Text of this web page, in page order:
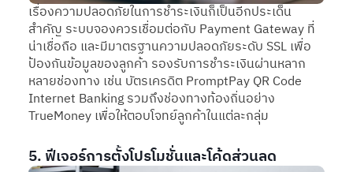
เรื่องความปลอดภัยในการชำระเงินก็เป็นอีกประเด็น
สำคัญ ระบบจองควรเชื่อมต่อกับ Payment Gateway ที่
น่าเชื่อถือ และมีมาตรฐานความปลอดภัยระดับ SSL เพื่อ
ป้องกันข้อมูลของลูกค้า รองรับการชำระเงินผ่านหลาก
หลายช่องทาง เช่น บัตรเครดิต PromptPay QR Code
Internet Banking รวมถึงช่องทางท้องถิ่นอย่าง
TrueMoney เพื่อให้ตอบโจทย์ลูกค้าในแต่ละกลุ่ม
5. ฟีเจอร์การตั้งโปรโมชั่นและโค้ดส่วนลด